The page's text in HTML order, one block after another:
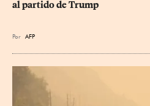
al partido de Trump
Por AFP